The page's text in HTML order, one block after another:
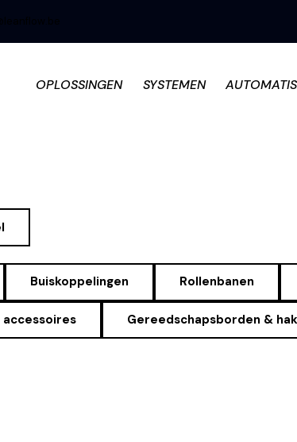
OPLOSSINGEN SYSTEMEN
Buiskoppelingen Rollenbanen
Gereedschapsborden &